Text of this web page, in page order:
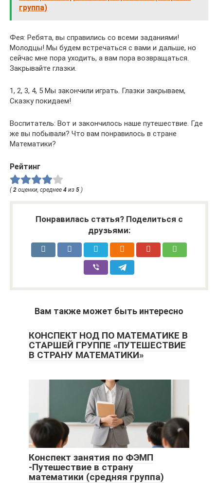
группа)
Фея: Ребята, вы справились со всеми заданиями!
Молодцы! Мы будем встречаться с вами и дальше, но
сейчас мне пора уходить, а вам пора возвращаться.
Закрывайте глазки.
1, 2, 3, 4, 5 Мы закончили играть. Глазки закрываем,
Сказку покидаем!
Воспитатель: Вот и закончилось наше путешествие. Где
же вы побывали? Что вам понравилось в стране
Математики?
Рейтинг
(2 оценки, среднее 4 из 5 )
Понравилась статья? Поделиться с
друзьями:
Вам также может быть интересно
КОНСПЕКТ НОД ПО МАТЕМАТИКЕ В
СТАРШЕЙ ГРУППЕ «ПУТЕШЕСТВИЕ
В СТРАНУ МАТЕМАТИКИ»
Конспект занятия по ФЭМП
-Путешествие в страну
математики (средняя группа)